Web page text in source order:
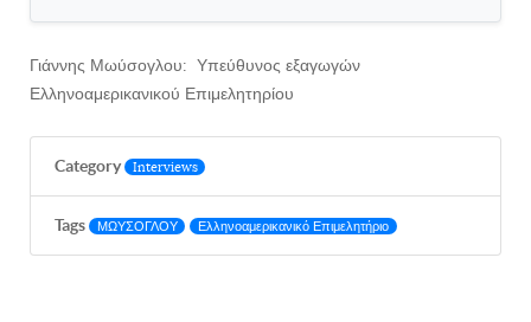
Γιάννης Μωύσογλου: Υπεύθυνος εξαγωγών
Ελληνοαμερικανικού Επιμελητηρίου
Category Interviews
Tags ΜΩΥΣΟΓΛΟΥ Ελληνοαμερικανικό Επιμελητήριο